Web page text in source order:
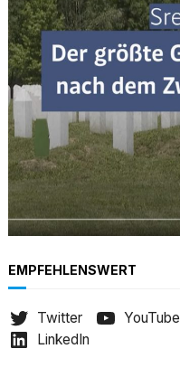
h
EMPFEHLENSWERT
Twitter YouTube
LinkedIn